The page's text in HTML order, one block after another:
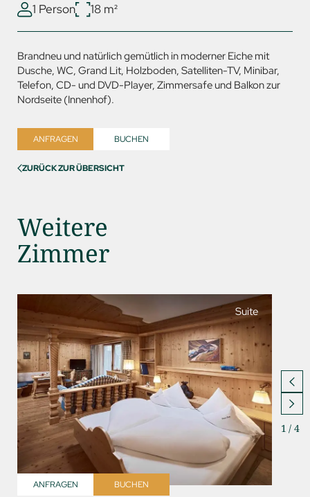
1 Person 18 m²
Brandneu und natürlich gemütlich in moderner Eiche mit
Dusche, WC, Grand Lit, Holzboden, Satelliten-TV, Minibar,
Telefon, CD- und DVD-Player, Zimmersafe und Balkon zur
Nordseite (Innenhof).
ANFRAGEN BUCHEN
ZURÜCK ZUR ÜBERSICHT
Weitere
Zimmer
1 / 4
Suite
BUCHEN
ANFRAGEN